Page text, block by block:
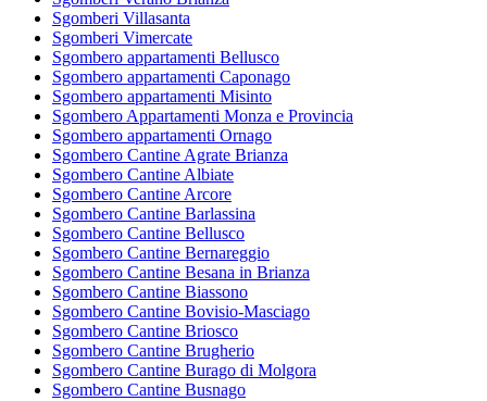
Sgomberi Villasanta
Sgomberi Vimercate
Sgombero appartamenti Bellusco
Sgombero appartamenti Caponago
Sgombero appartamenti Misinto
Sgombero Appartamenti Monza e Provincia
Sgombero appartamenti Ornago
Sgombero Cantine Agrate Brianza
Sgombero Cantine Albiate
Sgombero Cantine Arcore
Sgombero Cantine Barlassina
Sgombero Cantine Bellusco
Sgombero Cantine Bernareggio
Sgombero Cantine Besana in Brianza
Sgombero Cantine Biassono
Sgombero Cantine Bovisio-Masciago
Sgombero Cantine Briosco
Sgombero Cantine Brugherio
Sgombero Cantine Burago di Molgora
Sgombero Cantine Busnago